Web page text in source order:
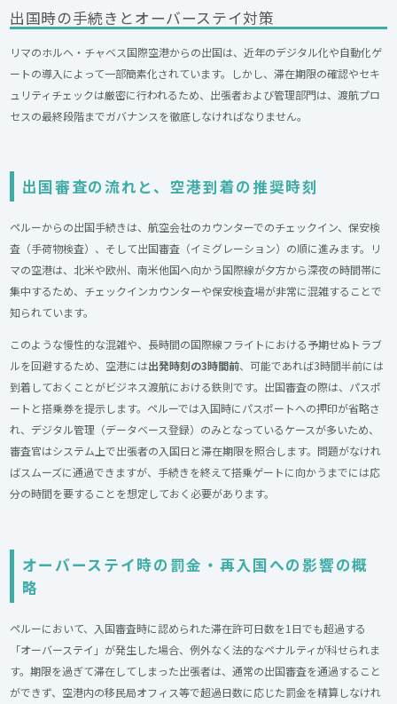
出国時の手続きとオーバーステイ対策
リマのホルヘ・チャベス国際空港からの出国は、近年のデジタル化や自動化ゲ
ートの導入によって一部簡素化されています。しかし、滞在期限の確認やセキ
ュリティチェックは厳密に行われるため、出張者および管理部門は、渡航プロ
セスの最終段階までガバナンスを徹底しなければなりません。
出国審査の流れと、空港到着の推奨時刻
ペルーからの出国手続きは、航空会社のカウンターでのチェックイン、保安検
査（手荷物検査）、そして出国審査（イミグレーション）の順に進みます。リ
マの空港は、北米や欧州、南米他国へ向かう国際線が夕方から深夜の時間帯に
集中するため、チェックインカウンターや保安検査場が非常に混雑することで
知られています。
このような慢性的な混雑や、長時間の国際線フライトにおける予期せぬトラブ
ルを回避するため、空港には出発時刻の3時間前、可能であれば3時間半前には
到着しておくことがビジネス渡航における鉄則です。出国審査の際は、パスポ
ートと搭乗券を提示します。ペルーでは入国時にパスポートへの押印が省略さ
れ、デジタル管理（データベース登録）のみとなっているケースが多いため、
審査官はシステム上で出張者の入国日と滞在期限を照合します。問題がなけれ
ばスムーズに通過できますが、手続きを終えて搭乗ゲートに向かうまでには応
分の時間を要することを想定しておく必要があります。
オーバーステイ時の罰金・再入国への影響の概
略
ペルーにおいて、入国審査時に認められた滞在許可日数を1日でも超過する
「オーバーステイ」が発生した場合、例外なく法的なペナルティが科せられま
す。期限を過ぎて滞在してしまった出張者は、通常の出国審査を通過すること
ができず、空港内の移民局オフィス等で超過日数に応じた罰金を精算しなけれ